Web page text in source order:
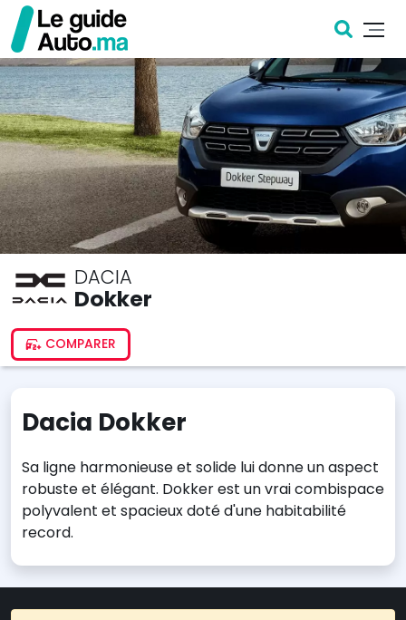
DACIA
Dokker
COMPARER
Dacia Dokker
Sa ligne harmonieuse et solide lui donne un aspect
robuste et élégant. Dokker est un vrai combispace
polyvalent et spacieux doté d'une habitabilité
record.